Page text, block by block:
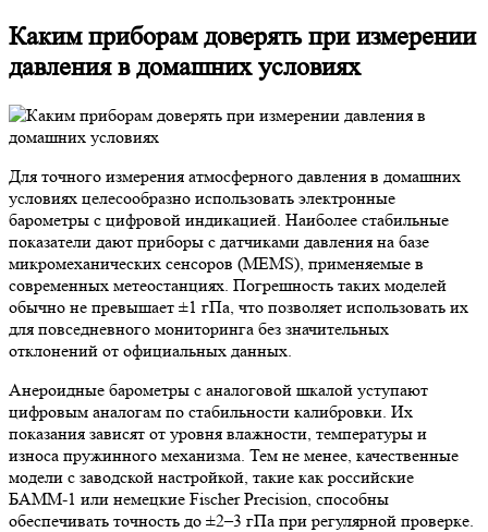
Каким приборам доверять при измерении
давления в домашних условиях
Для точного измерения атмосферного давления в домашних
условиях целесообразно использовать электронные
барометры с цифровой индикацией. Наиболее стабильные
показатели дают приборы с датчиками давления на базе
микромеханических сенсоров (MEMS), применяемые в
современных метеостанциях. Погрешность таких моделей
обычно не превышает ±1 гПа, что позволяет использовать их
для повседневного мониторинга без значительных
отклонений от официальных данных.
Анероидные барометры с аналоговой шкалой уступают
цифровым аналогам по стабильности калибровки. Их
показания зависят от уровня влажности, температуры и
износа пружинного механизма. Тем не менее, качественные
модели с заводской настройкой, такие как российские
БАММ-1 или немецкие Fischer Precision, способны
обеспечивать точность до ±2–3 гПа при регулярной проверке.